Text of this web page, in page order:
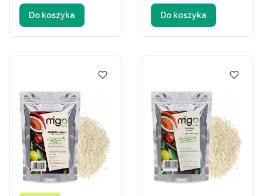
Do koszyka Do koszyka